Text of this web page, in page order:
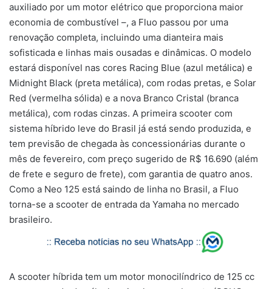
auxiliado por um motor elétrico que proporciona maior
economia de combustível –, a Fluo passou por uma
renovação completa, incluindo uma dianteira mais
sofisticada e linhas mais ousadas e dinâmicas. O modelo
estará disponível nas cores Racing Blue (azul metálica) e
Midnight Black (preta metálica), com rodas pretas, e Solar
Red (vermelha sólida) e a nova Branco Cristal (branca
metálica), com rodas cinzas. A primeira scooter com
sistema híbrido leve do Brasil já está sendo produzida, e
tem previsão de chegada às concessionárias durante o
mês de fevereiro, com preço sugerido de R$ 16.690 (além
de frete e seguro de frete), com garantia de quatro anos.
Como a Neo 125 está saindo de linha no Brasil, a Fluo
torna-se a scooter de entrada da Yamaha no mercado
brasileiro.
A scooter híbrida tem um motor monocilíndrico de 125 cc